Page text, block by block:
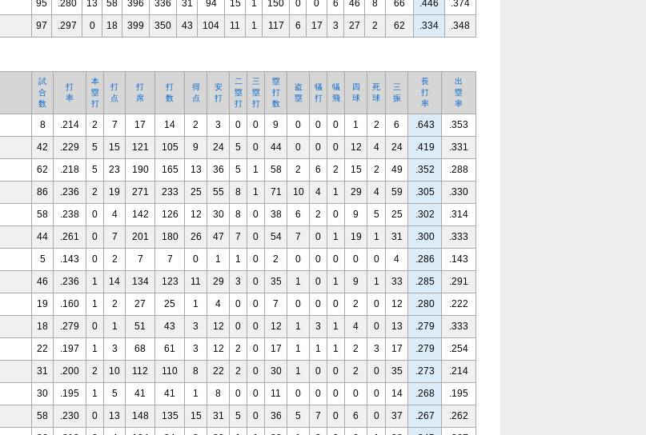
95 .280 13 58 396 336 31 94 15 1 150 0 0 6 46 8 66 .446
.374
97 .297 0 18 399 350 43 104 11 1 117 6 17 3 27 2 62 .334 .348
試
合
数
打
率
本
塁
打
打
点
打
席
打
数
得
点
安
打
二
塁
打
三
塁
打
塁
打
数
盗
塁
犠
打
犠
飛
四
球
死
球
三
振
長
打
率
出
塁
率
8 .214 2 7 17 14 2 3 0 0 9 0 0 0 1 2 6 .643
.353
42 .229 5 15 121 105 9 24 5 0 44 0 0 0 12 4 24 .419
.331
62 .218 5 23 190 165 13 36 5 1 58 2 6 2 15 2 49 .352
.288
86 .236 2 19 271 233 25 55 8 1 71 10 4 1 29 4 59 .305
.330
58 .238 0 4 142 126 12 30 8 0 38 6 2 0 9 5 25 .302
.314
44 .261 0 7 201 180 26 47 7 0 54 7 0 1 19 1 31 .300
.333
5 .143 0 2 7 7 0 1 1 0 2 0 0 0 0 0 4 .286
.143
46 .236 1 14 134 123 11 29 3 0 35 1 0 1 9 1 33 .285
.291
19 .160 1 2 27 25 1 4 0 0 7 0 0 0 2 0 12 .280
.222
18 .279 0 1 51 43 3 12 0 0 12 1 3 1 4 0 13 .279
.333
22 .197 1 3 68 61 3 12 2 0 17 1 1 1 2 3 17 .279
.254
31 .200 2 10 112 110 8 22 2 0 30 1 0 0 2 0 35 .273
.214
30 .195 1 5 41 41 1 8 0 0 11 0 0 0 0 0 14 .268
.195
58 .230 0 13 148 135 15 31 5 0 36 5 7 0 6 0 37 .267
.262